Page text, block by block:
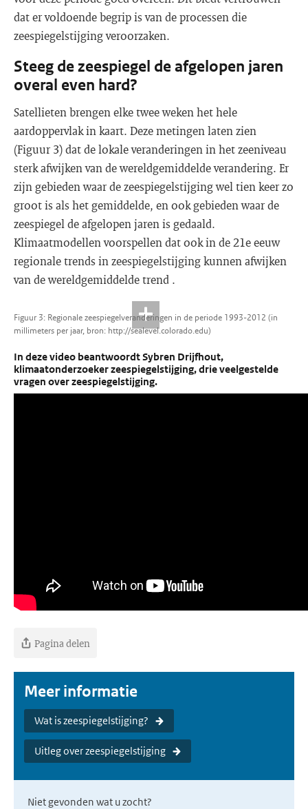
dat er voldoende begrip is van de processen die
zeespiegelstijging veroorzaken.
Steeg de zeespiegel de afgelopen jaren
overal even hard?
Satellieten brengen elke twee weken het hele
aardoppervlak in kaart. Deze metingen laten zien
(Figuur 3) dat de lokale veranderingen in het zeeniveau
sterk afwijken van de wereldgemiddelde verandering. Er
zijn gebieden waar de zeespiegelstijging wel tien keer zo
groot is als het gemiddelde, en ook gebieden waar de
zeespiegel de afgelopen jaren is gedaald.
Klimaatmodellen voorspellen dat ook in de 21e eeuw
regionale trends in zeespiegelstijging kunnen afwijken
van de wereldgemiddelde trend .
Figuur 3: Regionale zeespiegelveranderingen in de periode 1993-2012 (in
millimeters per jaar, bron: http://sealevel.colorado.edu)
In deze video beantwoordt Sybren Drijfhout,
klimaatonderzoeker zeespiegelstijging, drie veelgestelde
vragen over zeespiegelstijging.
Pagina delen
Meer informatie
Wat is zeespiegelstijging?
Uitleg over zeespiegelstijging
Niet gevonden wat u zocht?